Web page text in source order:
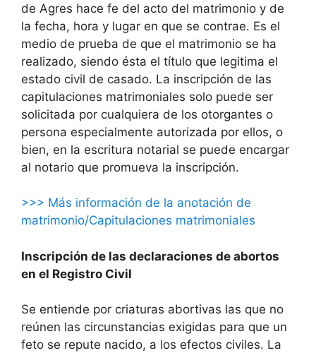
de Agres hace fe del acto del matrimonio y de
la fecha, hora y lugar en que se contrae. Es el
medio de prueba de que el matrimonio se ha
realizado, siendo ésta el título que legitima el
estado civil de casado. La inscripción de las
capitulaciones matrimoniales solo puede ser
solicitada por cualquiera de los otorgantes o
persona especialmente autorizada por ellos, o
bien, en la escritura notarial se puede encargar
al notario que promueva la inscripción.
>>> Más información de la anotación de
matrimonio/Capitulaciones matrimoniales
Inscripción de las declaraciones de abortos
en el Registro Civil
Se entiende por criaturas abortivas las que no
reúnen las circunstancias exigidas para que un
feto se repute nacido, a los efectos civiles. La